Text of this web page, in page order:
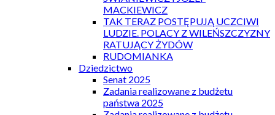
MACKIEWICZ
TAK TERAZ POSTĘPUJĄ UCZCIWI
LUDZIE. POLACY Z WILEŃSZCZYZNY
RATUJĄCY ŻYDÓW
RUDOMIANKA
Dziedzictwo
Senat 2025
Zadania realizowane z budżetu
państwa 2025